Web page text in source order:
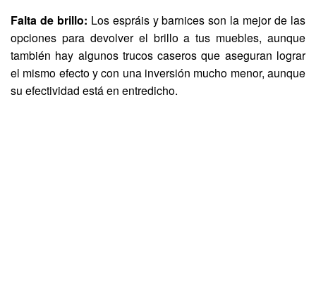
Falta de brillo: Los espráis y barnices son la mejor de las
opciones para devolver el brillo a tus muebles, aunque
también hay algunos trucos caseros que aseguran lograr
el mismo efecto y con una inversión mucho menor, aunque
su efectividad está en entredicho.